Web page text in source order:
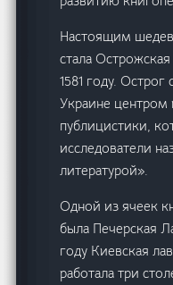
Настоящим
стала
1581 году.
Украине центром
публицистики,
исследователи
литературой».
Одной из ячеек
была Печерская
году Киевская
работала три